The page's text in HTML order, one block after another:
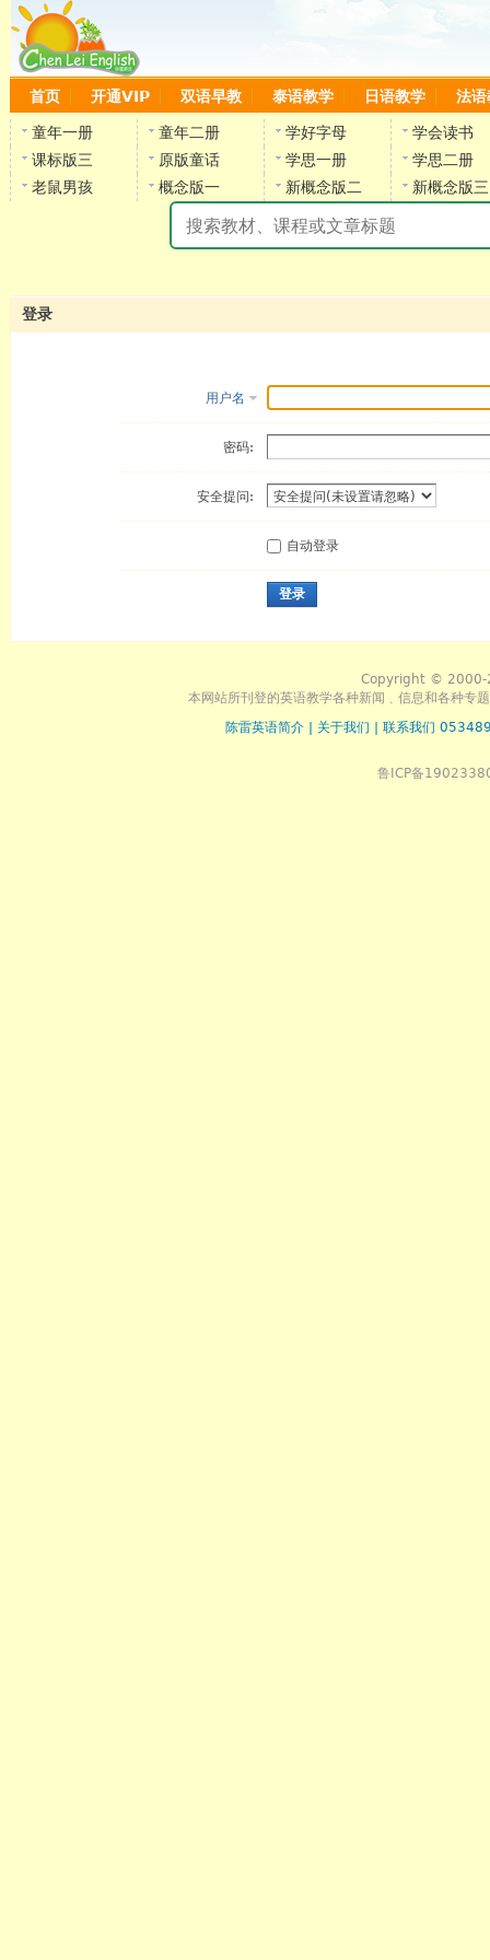
首页 开通VIP 双语早教 泰语教学 日语教学 法语
童年一册 童年二册 学好字母
学会读书
课标版三
原版童话 学思一册
学思二册
老鼠男孩
概念版一 新概念版二 新概念版三
登录
用户名
密码:
安全提问:
自动登录
登录
Copyright © 2000-
本网站所刊登的英语教学各种新闻﹑信息和各种专
陈雷英语简介
关于我们 联系我们
鲁ICP备